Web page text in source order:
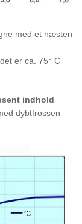
med et næsten
er ca. 75° C
indhold
dybtfrossen